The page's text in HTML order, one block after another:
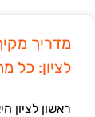
מדריך
לציון: כל
ראשון לציון